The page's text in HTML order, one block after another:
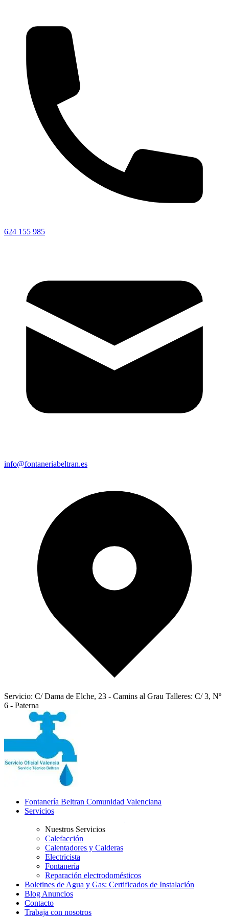
624 155 985
info@fontaneriabeltran.es
Servicio: C/ Dama de Elche, 23 - Camins al Grau Talleres: C/ 3, Nº
6 - Paterna
Fontanería Beltran Comunidad Valenciana
Servicios
Nuestros Servicios
Calefacción
Calentadores y Calderas
Electricista
Fontanería
Reparación electrodomésticos
Boletines de Agua y Gas: Certificados de Instalación
Blog Anuncios
Contacto
Trabaja con nosotros